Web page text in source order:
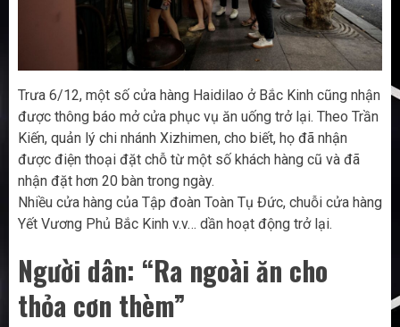
Trưa 6/12, một số cửa hàng Haidilao ở Bắc Kinh cũng nhận
được thông báo mở cửa phục vụ ăn uống trở lại. Theo Trần
Kiến, quản lý chi nhánh Xizhimen, cho biết, họ đã nhận
được điện thoại đặt chỗ từ một số khách hàng cũ và đã
nhận đặt hơn 20 bàn trong ngày.
Nhiều cửa hàng của Tập đoàn Toàn Tụ Đức, chuỗi cửa hàng
Yết Vương Phủ Bắc Kinh v.v… dần hoạt động trở lại.
Người dân: “Ra ngoài ăn cho
thỏa cơn thèm”